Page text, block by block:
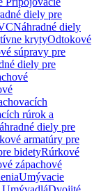
diely pre
Náhradné diely
krytyOdtokové
súpravy pre
diely pre
rúrok a
diely pre
armatúry pre
bidetyRúrkové
zápachové
Umývacie